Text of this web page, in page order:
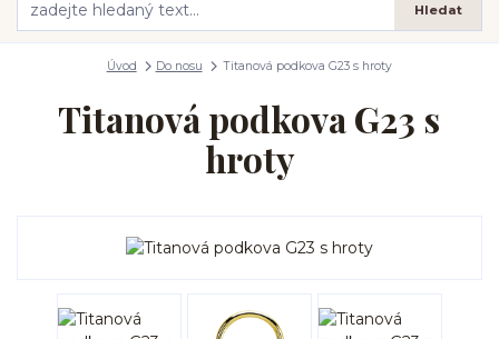
Hledat
Úvod Do nosu Titanová podkova G23 s hroty
Titanová podkova G23 s
hroty